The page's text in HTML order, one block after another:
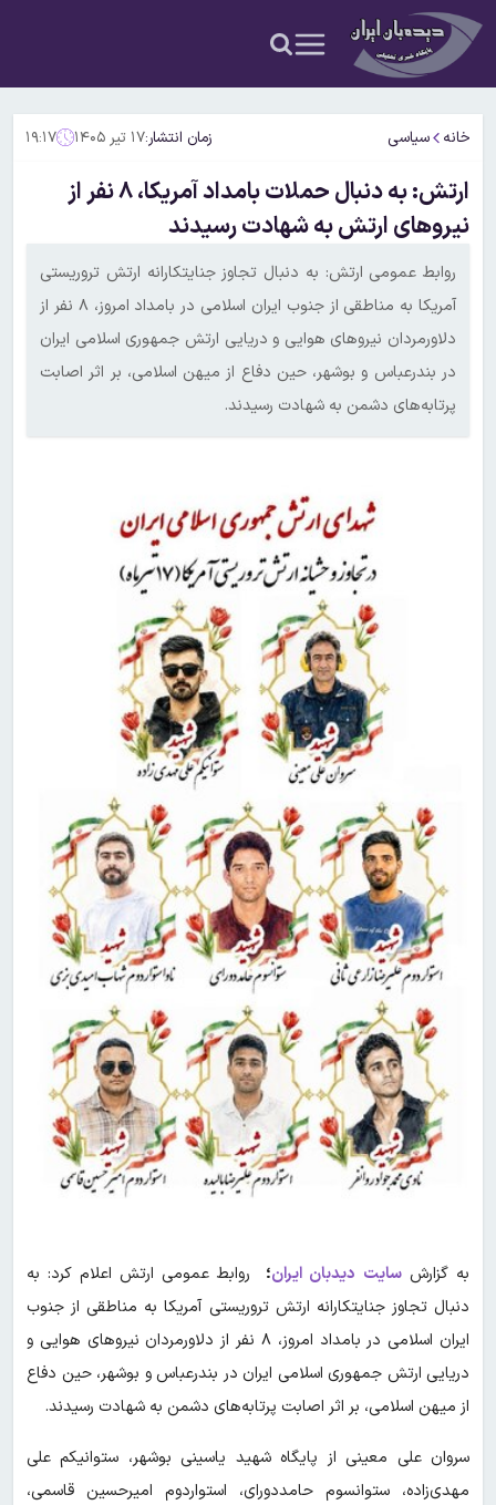
خانه سیاسی زمان انتشار:۱۷ تیر ۱۴۰۵ ۱۹:۱۷
ارتش: به دنبال حملات بامداد آمریکا، ۸ نفر از
نیروهای ارتش به شهادت رسیدند
روابط عمومی ارتش: به دنبال تجاوز جنایتکارانه ارتش تروریستی
آمریکا به مناطقی از جنوب ایران اسلامی در بامداد امروز، ۸ نفر از
دلاورمردان نیروهای هوایی و دریایی ارتش جمهوری اسلامی ایران
در بندرعباس و بوشهر، حین دفاع از میهن اسلامی، بر اثر اصابت
پرتابه‌های دشمن به شهادت رسیدند.
به گزارشسایت دیدبان ایران؛
روابط عمومی ارتش اعلام کرد: به
دنبال تجاوز جنایتکارانه ارتش تروریستی آمریکا به مناطقی از جنوب
ایران اسلامی در بامداد امروز، ۸ نفر از دلاورمردان نیروهای هوایی و
دریایی ارتش جمهوری اسلامی ایران در بندرعباس و بوشهر، حین دفاع
از میهن اسلامی، بر اثر اصابت پرتابه‌های دشمن به شهادت رسیدند.
سروان علی معینی از پایگاه شهید یاسینی بوشهر، ستوانیکم علی
مهدی‌زاده، ستوانسوم حامددورای، استواردوم امیرحسین قاسمی،